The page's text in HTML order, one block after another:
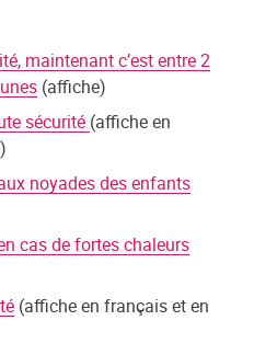
maintenant c’est entre 2
(affiche)
sécurité (affiche en
noyades des enfants
cas de fortes chaleurs
(affiche en français et en